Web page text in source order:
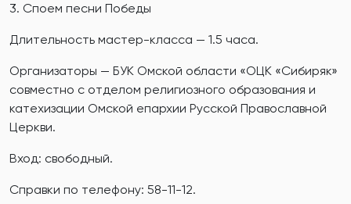
3. Споем песни Победы
Длительность мастер-класса — 1.5 часа.
Организаторы — БУК Омской области «ОЦК «Сибиряк»
совместно с отделом религиозного образования и
катехизации Омской епархии Русской Православной
Церкви.
Вход: свободный.
Справки по телефону: 58-11-12.